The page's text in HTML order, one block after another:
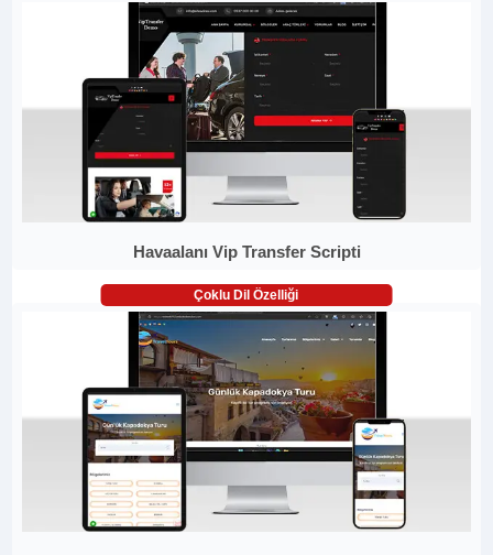
Havaalanı Vip Transfer Scripti
Çoklu Dil Özelliği